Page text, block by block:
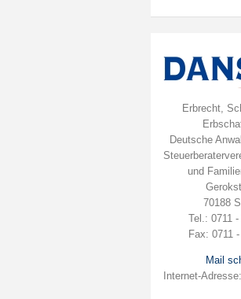
Erbrecht,
Deutsche
und
70188
Tel.: 0711
Fax: 0711
Mail
Internet-